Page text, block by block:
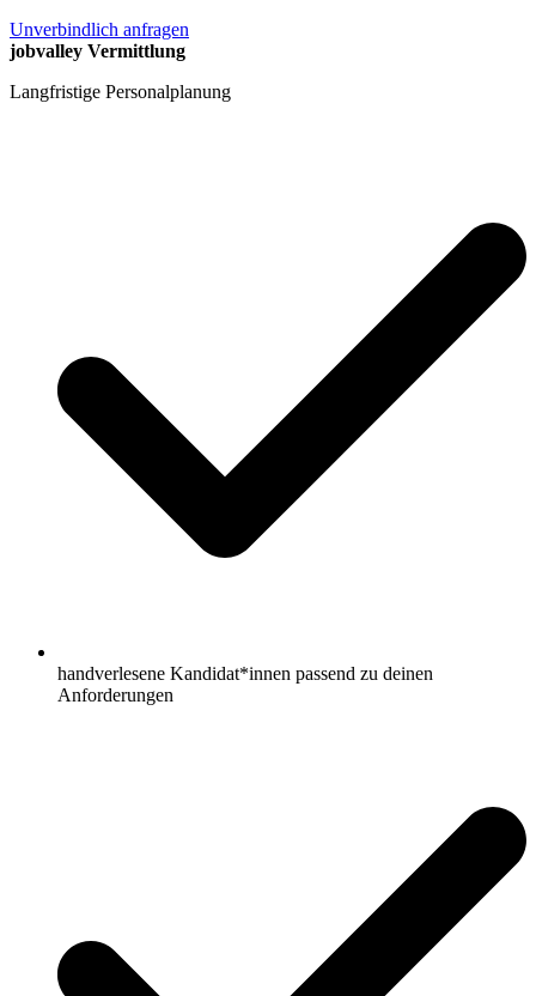
Unverbindlich anfragen
jobvalley Vermittlung
Langfristige Personalplanung
handverlesene Kandidat*innen passend zu deinen
Anforderungen